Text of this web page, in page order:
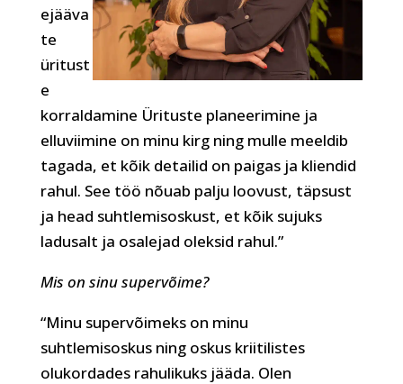
ejääva
te
üritust
e
korraldamine Ürituste planeerimine ja
elluviimine on minu kirg ning mulle meeldib
tagada, et kõik detailid on paigas ja kliendid
rahul. See töö nõuab palju loovust, täpsust
ja head suhtlemisoskust, et kõik sujuks
ladusalt ja osalejad oleksid rahul.”
Mis on sinu supervõime?
“Minu supervõimeks on minu
suhtlemisoskus ning oskus kriitilistes
olukordades rahulikuks jääda. Olen